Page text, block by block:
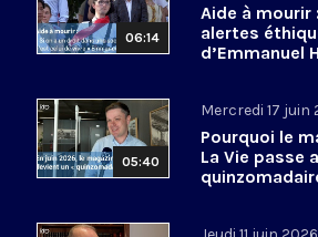
06:14
Aide à mourir
alertes
d’Emmanuel
05:40
Mercredi 17 juin
Pourquoi le
La Vie passe